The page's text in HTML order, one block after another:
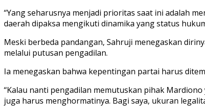
“Yang seharusnya menjadi prioritas saat ini adalah
daerah dipaksa mengikuti dinamika yang status
Meski berbeda pandangan, Sahruji menegaskan
melalui putusan pengadilan.
Ia menegaskan bahwa kepentingan partai harus
“Kalau nanti pengadilan memutuskan pihak
juga harus menghormatinya. Bagi saya, ukuran